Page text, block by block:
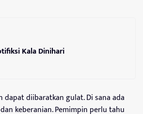
Kala Dinihari
dapat diibaratkan gulat. Di sana ada
keberanian. Pemimpin perlu tahu